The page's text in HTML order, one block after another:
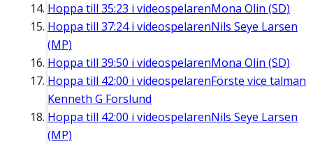
Hoppa till 35:23 i videospelarenMona Olin (SD)
Hoppa till 37:24i videospelarenNils Seye Larsen
(MP)
Hoppa till 39:50 i videospelarenMona Olin (SD)
Hoppa till 42:00 i videospelarenFörste vice talman
Kenneth G Forslund
Hoppa till 42:00 i videospelarenNils Seye Larsen
(MP)